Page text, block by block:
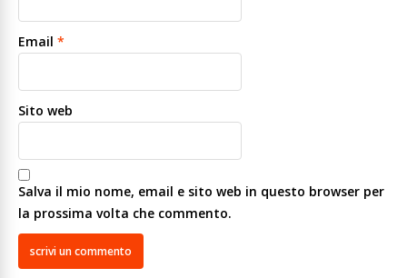
Email *
Sito web
Salva il mio nome, email e sito web in questo browser per
la prossima volta che commento.